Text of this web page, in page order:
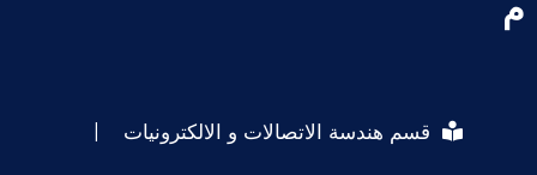
م
قسم هندسة الاتصالات و الالكترونيات |